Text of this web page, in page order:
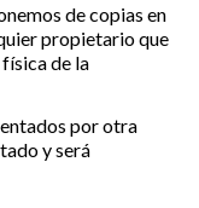
de copias en
propietario que
de la
por otra
y será